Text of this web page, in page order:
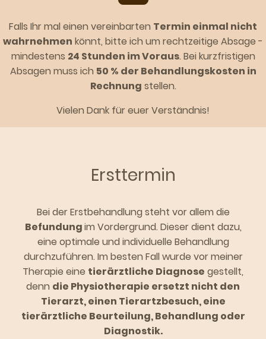
Falls Ihr mal einen vereinbarten Termin einmal nicht
wahrnehmen könnt, bitte ich um rechtzeitige Absage -
mindestens 24 Stunden im Voraus. Bei kurzfristigen
Absagen muss ich 50 % der Behandlungskosten in
Rechnung stellen.
Vielen Dank für euer Verständnis!
Ersttermin
Bei der Erstbehandlung steht vor allem die
Befundungim Vordergrund. Dieser dient dazu,
eine optimale und individuelle Behandlung
durchzuführen. Im besten Fall wurde vor meiner
Therapie eine tierärztliche Diagnose gestellt,
denn die Physiotherapie ersetzt nicht den
Tierarzt, einen Tierartzbesuch, eine
tierärztliche Beurteilung, Behandlung oder
Diagnostik.